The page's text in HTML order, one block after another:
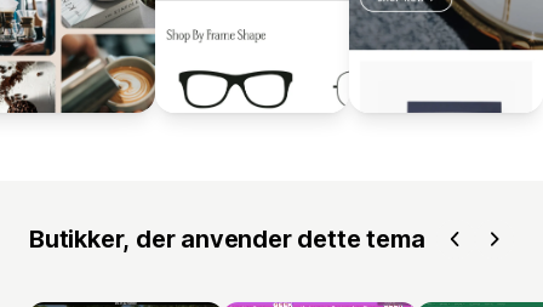
Butikker, der anvender dette tema